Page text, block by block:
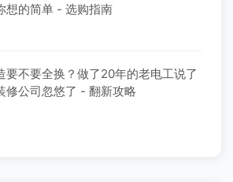
想的简单 - 选购指南
要不要全换？做了20年的老电工说了
修公司忽悠了 - 翻新攻略